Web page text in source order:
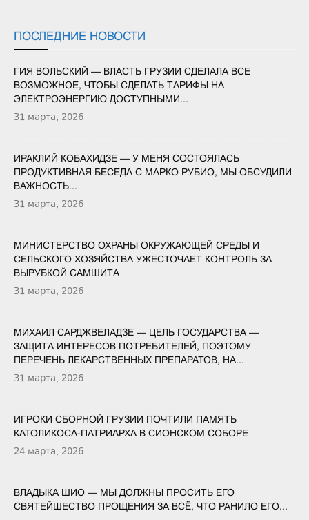
ПОСЛЕДНИЕ НОВОСТИ
ГИЯ ВОЛЬСКИЙ — ВЛАСТЬ ГРУЗИИ СДЕЛАЛА ВСЕ
ВОЗМОЖНОЕ, ЧТОБЫ СДЕЛАТЬ ТАРИФЫ НА
ЭЛЕКТРОЭНЕРГИЮ ДОСТУПНЫМИ...
31 марта, 2026
ИРАКЛИЙ КОБАХИДЗЕ — У МЕНЯ СОСТОЯЛАСЬ
ПРОДУКТИВНАЯ БЕСЕДА С МАРКО РУБИО, МЫ ОБСУДИЛИ
ВАЖНОСТЬ...
31 марта, 2026
МИНИСТЕРСТВО ОХРАНЫ ОКРУЖАЮЩЕЙ СРЕДЫ И
СЕЛЬСКОГО ХОЗЯЙСТВА УЖЕСТОЧАЕТ КОНТРОЛЬ ЗА
ВЫРУБКОЙ САМШИТА
31 марта, 2026
МИХАИЛ САРДЖВЕЛАДЗЕ — ЦЕЛЬ ГОСУДАРСТВА —
ЗАЩИТА ИНТЕРЕСОВ ПОТРЕБИТЕЛЕЙ, ПОЭТОМУ
ПЕРЕЧЕНЬ ЛЕКАРСТВЕННЫХ ПРЕПАРАТОВ, НА...
31 марта, 2026
ИГРОКИ СБОРНОЙ ГРУЗИИ ПОЧТИЛИ ПАМЯТЬ
КАТОЛИКОСА-ПАТРИАРХА В СИОНСКОМ СОБОРЕ
24 марта, 2026
ВЛАДЫКА ШИО — МЫ ДОЛЖНЫ ПРОСИТЬ ЕГО
СВЯТЕЙШЕСТВО ПРОЩЕНИЯ ЗА ВСЁ, ЧТО РАНИЛО ЕГО...